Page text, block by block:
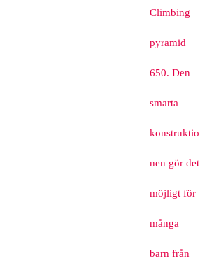
Climbing
pyramid
650. Den
smarta
konstruktio
nen gör det
möjligt för
många
barn från